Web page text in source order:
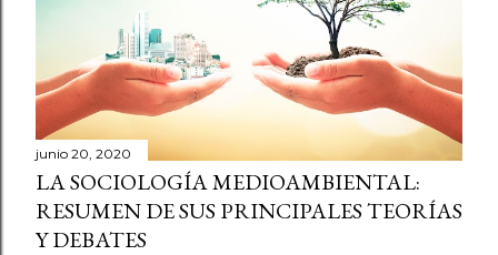
junio 20, 2020
LA SOCIOLOGÍA MEDIOAMBIENTAL:
RESUMEN DE SUS PRINCIPALES TEORÍAS
Y DEBATES